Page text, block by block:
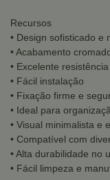
Recursos
• Design sofisticado e
• Acabamento
• Excelente
• Fácil instalação
• Fixação firme e
• Ideal para
• Visual minimalista e
• Compatível com
• Alta durabilidade no
• Fácil limpeza e